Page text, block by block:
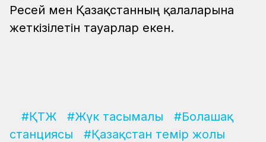
Ресей мен Қазақстанның қалаларына
жеткізілетін тауарлар екен.
#ҚТЖ #Жүк тасымалы
#Болашақ
станциясы
#Қазақстан темір жолы